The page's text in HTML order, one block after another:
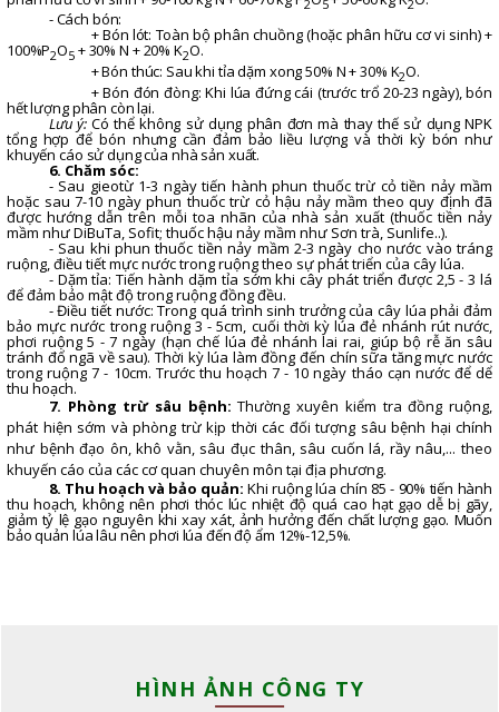
- Cách bón:
+ Bón lót: Toàn bộ phân chuồng (hoặc phân hữu cơ vi sinh) +
100%P2O5+ 30% N + 20% K2O.
+ Bón thúc: Sau khi tỉa dặm xong 50% N + 30% K2O.
+ Bón đón đòng: Khi lúa đứng cái (trước trổ 20-23 ngày), bón
hết lượng phân còn lại.
Lưu ý:Có thể không sử dụng phân đơn mà thay thế sử dụng NPK
tổng hợp để bón nhưng cần đảm bảo liều lượng và thời kỳ bón như
khuyến cáo sử dụngcủanhà sản xuất.
6. Chăm sóc:
- Sau gieotừ1-3 ngày tiến hành phun thuốc trừ cỏ tiền nảy mầm
hoặc sau 7-10 ngày phun thuốc trừ cỏ hậu nảy mầm theo quy định đã
được hướng dẫn trên mỗi toa nhãn của nhà sản xuất (thuốc tiền nảy
mầm như DiBuTa, Sofit; thuốc hậu nảy mầm như Sơn trà, Sunlife..).
- Sau khi phun thuốc tiền nảy mầm 2-3 ngày cho nước vào tráng
ruộng, điều tiết mực nước trong ruộng theo sự phát triển của cây lúa.
- Dặm tỉa: Tiến hành dặm tỉa sớm khi cây phát triển được 2,5 - 3 lá
để đảm bảo mật độ trong ruộng đồng đều.
- Điều tiết nước: Trong quá trình sinh trưởng của cây lúa phải đảm
bảo mực nước trong ruộng 3 - 5cm, cuối thời kỳ lúa đẻ nhánh rút nước,
phơi ruộng 5 - 7 ngày (hạn chế lúa đẻ nhánh lai rai, giúp bộ rễ ăn sâu
tránh đổ ngã về sau). Thời kỳ lúa làm đồng đến chín sữa tăng mực nước
trong ruộng 7 - 10cm. Trước thu hoạch 7 - 10 ngày tháo cạn nước để dể
thu hoạch.
7. Phòng trừ sâu bệnh:Thường xuyên kiểm tra đồng ruộng,
phát hiện sớm và phòng trừ kịp thời các đối tượng sâu bệnh hại chính
như bệnh đạo ôn, khô vằn, sâu đục thân, sâu cuốn lá, rầy nâu,... theo
khuyến cáo của các cơ quan chuyên môn tại địa phương.
8. Thu hoạch và bảo quản: Khi ruộng lúa chín 85 - 90% tiến hành
thu hoạch, không nên phơi thóc lúc nhiệt độ quá cao hạt gạo dễ bị gãy,
giảm tỷ lệ gạo nguyên khi xay xát, ảnh hưởng đến chất lượng gạo. Muốn
bảo quản lúa lâu nên phơi lúa đến độ ẩm 12%-12,5%.
HÌNH ẢNH CÔNG TY